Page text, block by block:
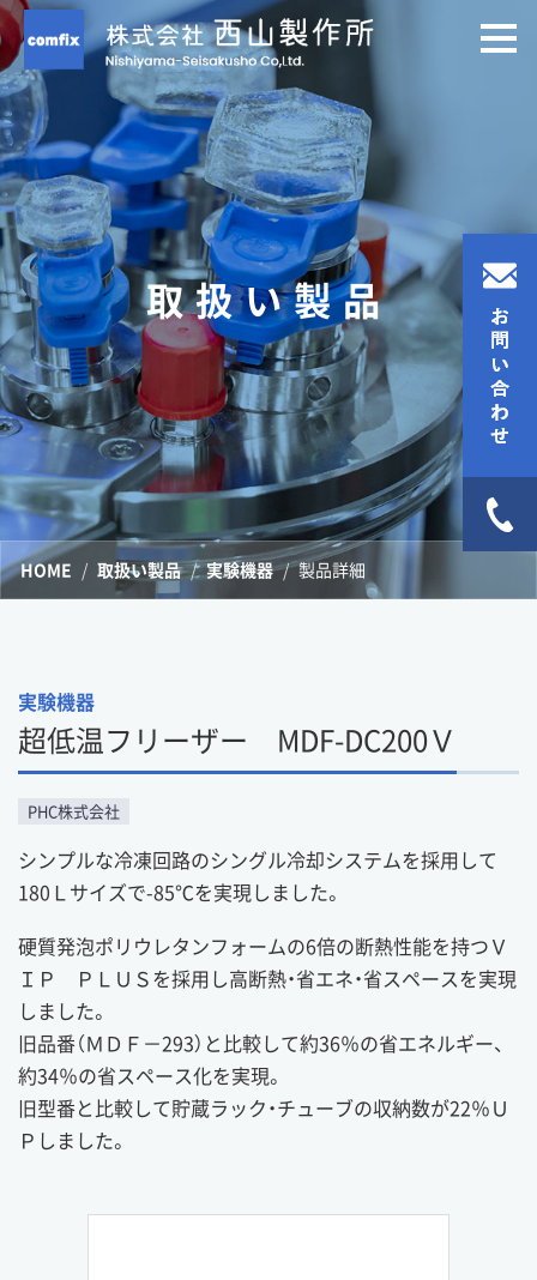
取扱い製品
HOME 取扱い製品 実験機器 製品詳細
実験機器
超低温フリーザー MDF-DC200Ｖ
PHC株式会社
シンプルな冷凍回路のシングル冷却システムを採用して
180Ｌサイズで-85℃を実現しました。
硬質発泡ポリウレタンフォームの6倍の断熱性能を持つＶ
ＩＰ ＰＬＵＳを採用し高断熱・省エネ・省スペースを実現
しました。
旧品番（ＭＤＦ－293）と比較して約36％の省エネルギー、
約34％の省スペース化を実現。
旧型番と比較して貯蔵ラック・チューブの収納数が22％Ｕ
Ｐしました。